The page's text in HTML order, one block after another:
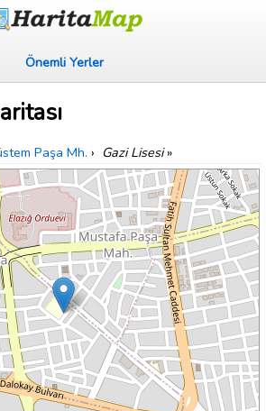
Önemli Yerler
Paşa Mh. › Gazi Lisesi»